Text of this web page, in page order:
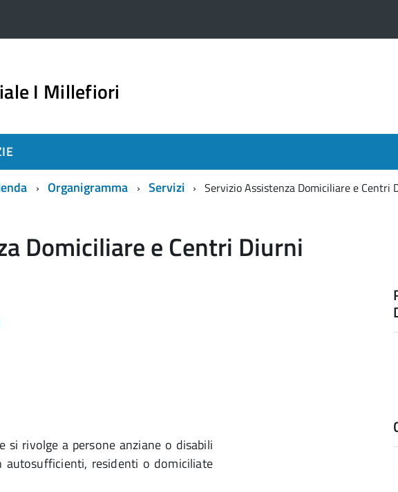
I Millefiori
Organigramma Servizi Servizio Assistenza Domiciliare e Centri
Domiciliare e Centri Diurni
si rivolge a persone anziane o disabili
residenti o domiciliate